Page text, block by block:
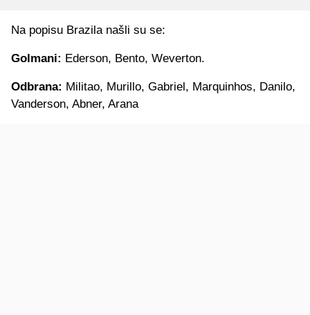
Na popisu Brazila našli su se:
Golmani: Ederson, Bento, Weverton.
Odbrana: Militao, Murillo, Gabriel, Marquinhos, Danilo,
Vanderson, Abner, Arana